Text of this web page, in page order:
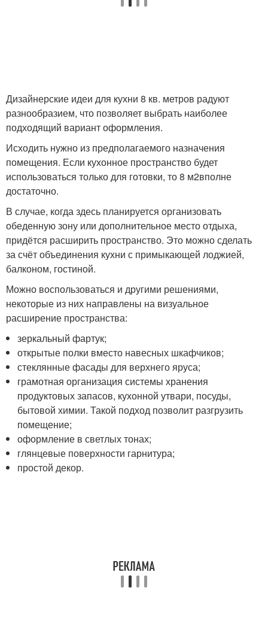
Дизайнерские идеи для кухни 8 кв. метров радуют
разнообразием, что позволяет выбрать наиболее
подходящий вариант оформления.
Исходить нужно из предполагаемого назначения
помещения. Если кухонное пространство будет
использоваться только для готовки, то 8 м2вполне
достаточно.
В случае, когда здесь планируется организовать
обеденную зону или дополнительное место отдыха,
придётся расширить пространство. Это можно сделать
за счёт объединения кухни с примыкающей лоджией,
балконом, гостиной.
Можно воспользоваться и другими решениями,
некоторые из них направлены на визуальное
расширение пространства:
зеркальный фартук;
открытые полки вместо навесных шкафчиков;
стеклянные фасады для верхнего яруса;
грамотная организация системы хранения
продуктовых запасов, кухонной утвари, посуды,
бытовой химии. Такой подход позволит разгрузить
помещение;
оформление в светлых тонах;
глянцевые поверхности гарнитура;
простой декор.